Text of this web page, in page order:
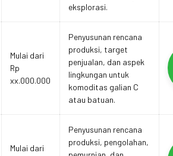
eksplorasi.
Mulai dari
Rp
xx.000.000
Penyusunan rencana
produksi, target
penjualan, dan aspek
lingkungan untuk
komoditas galian C
atau batuan.
Mulai dari
Penyusunan rencana
produksi, pengolahan,